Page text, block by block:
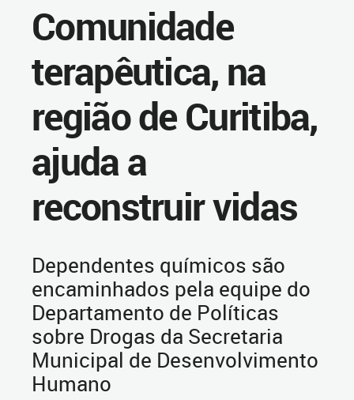
Comunidade
terapêutica, na
região de Curitiba,
ajuda a
reconstruir vidas
Dependentes químicos são
encaminhados pela equipe do
Departamento de Políticas
sobre Drogas da Secretaria
Municipal de Desenvolvimento
Humano